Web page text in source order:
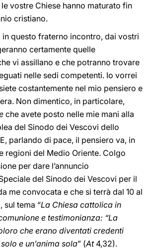
vostre Chiese hanno maturato fin
cristiano.
in questo fraterno incontro, dai vostri
certamente quelle
vi assillano e che potranno trovare
nelle sedi competenti. Io vorrei
costantemente nel mio pensiero e
Non dimentico, in particolare,
che avete posto nelle mie mani alla
del Sinodo dei Vescovi dello
parlando di pace, il pensiero va, in
regioni del Medio Oriente. Colgo
per dare l’annuncio
del Sinodo dei Vescovi per il
me convocata e che si terrà dal 10 al
sul tema “La Chiesa cattolica in
e testimonianza: “La
che erano diventati credenti
e un’anima sola” (At4,32).